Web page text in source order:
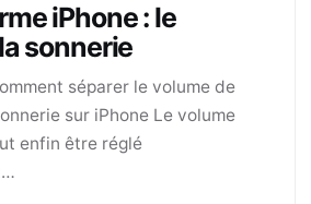
iPhone : le
sonnerie
séparer le volume de
sur iPhone Le volume
enfin être réglé